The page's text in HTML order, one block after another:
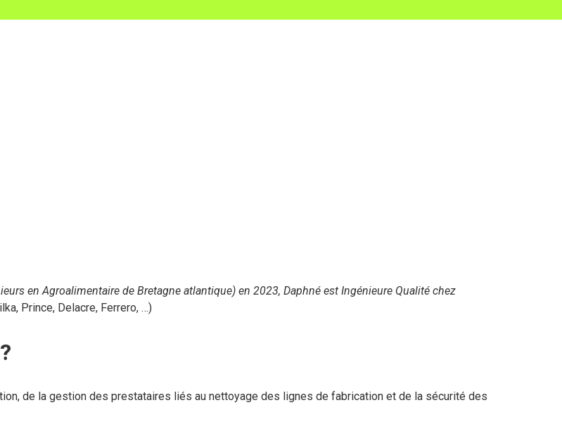
en Agroalimentaire de Bretagne atlantique) en 2023, Daphné est Ingénieure Qualité chez
Prince, Delacre, Ferrero, …)
de la gestion des prestataires liés au nettoyage des lignes de fabrication et de la sécurité des